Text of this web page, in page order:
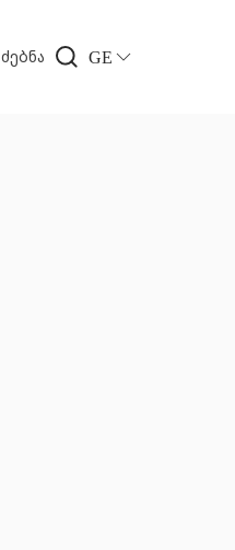
ძებნა GE